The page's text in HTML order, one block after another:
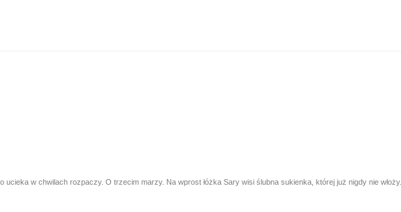
w chwilach rozpaczy. O trzecim marzy. Na wprost łóżka Sary wisi ślubna sukienka, której już nigdy nie włoży.